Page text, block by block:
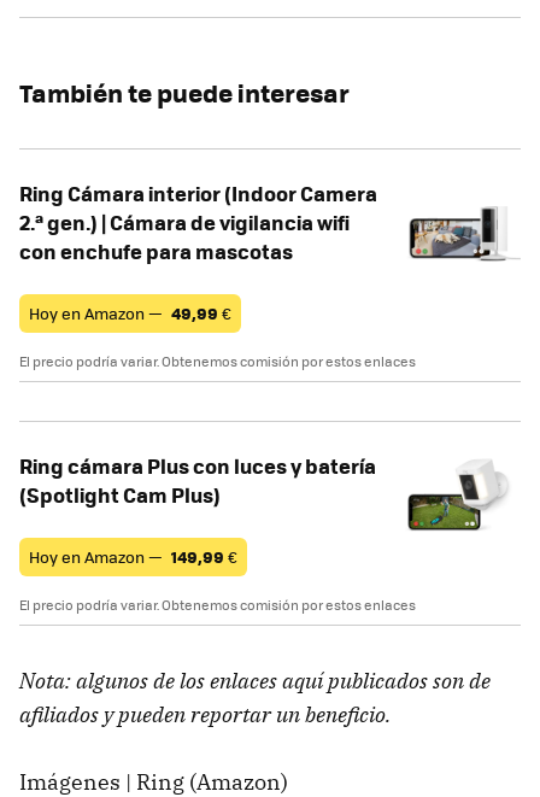
También te puede interesar
Ring Cámara interior (Indoor Camera
2.ª gen.) | Cámara de vigilancia wifi
con enchufe para mascotas
Hoy en Amazon — 49,99 €
El precio podría variar. Obtenemos comisión por estos enlaces
Ring cámara Plus con luces y batería
(Spotlight Cam Plus)
Hoy en Amazon — 149,99 €
El precio podría variar. Obtenemos comisión por estos enlaces
Nota: algunos de los enlaces aquí publicados son de
afiliados y pueden reportar un beneficio.
Imágenes | Ring (Amazon)